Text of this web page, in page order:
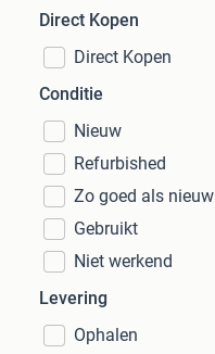
Direct Kopen
Direct Kopen
Conditie
Nieuw
Refurbished
Zo goed als nieuw
Gebruikt
Niet werkend
Levering
Ophalen